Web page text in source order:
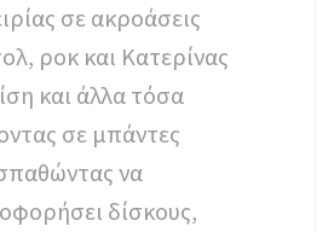
σε ακροάσεις
ροκ και Κατερίνας
και άλλα τόσα
σε μπάντες
να
δίσκους,